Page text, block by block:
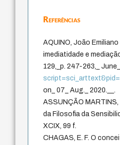
Referências
AQUINO, João
imediatidade e
129,_p. 247-263,_
on_ 07_ Aug._ 2020.__.
ASSUNÇÃO
da Filosofia da
XCIX, 99 f.
CHAGAS, E. F. O